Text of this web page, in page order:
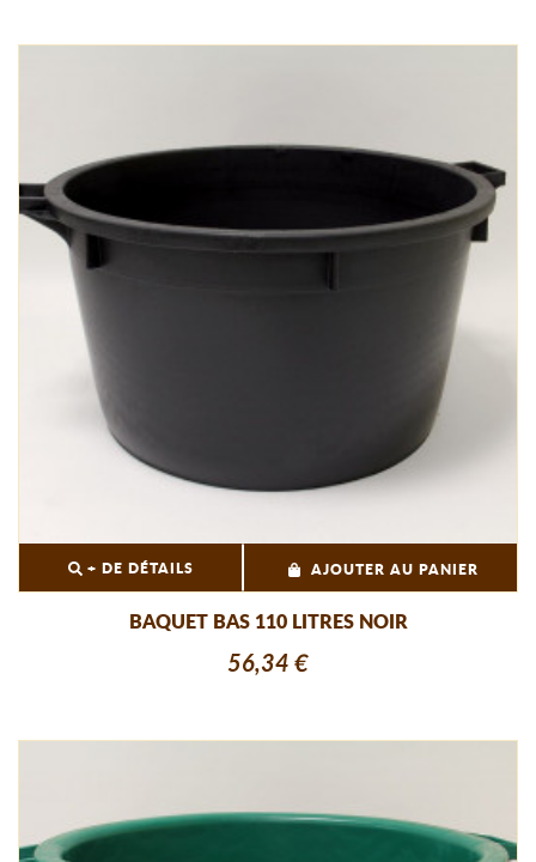
+ DE DÉTAILS AJOUTER AU PANIER
BAQUET BAS 110 LITRES NOIR
56,34 €